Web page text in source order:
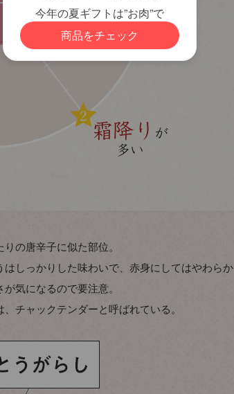
の唐辛子に似た部位。
はしっかりした味わいで、赤身にしてはやわらか
気になるので要注意。
チャックテンダーと呼ばれている。